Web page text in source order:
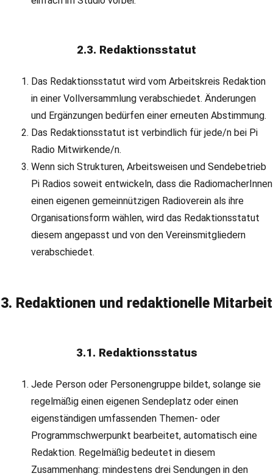
2.3. Redaktionsstatut
Das Redaktionsstatut wird vom Arbeitskreis Redaktion
in einer Vollversammlung verabschiedet. Änderungen
und Ergänzungen bedürfen einer erneuten Abstimmung.
Das Redaktionsstatut ist verbindlich für jede/n bei Pi
Radio Mitwirkende/n.
Wenn sich Strukturen, Arbeitsweisen und Sendebetrieb
Pi Radios soweit entwickeln, dass die RadiomacherInnen
einen eigenen gemeinnützigen Radioverein als ihre
Organisationsform wählen, wird das Redaktionsstatut
diesem angepasst und von den Vereinsmitgliedern
verabschiedet.
3. Redaktionen und redaktionelle Mitarbeit
3.1. Redaktionsstatus
Jede Person oder Personengruppe bildet, solange sie
regelmäßig einen eigenen Sendeplatz oder einen
eigenständigen umfassenden Themen- oder
Programmschwerpunkt bearbeitet, automatisch eine
Redaktion. Regelmäßig bedeutet in diesem
Zusammenhang: mindestens drei Sendungen in den